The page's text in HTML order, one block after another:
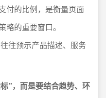
付的比例，是衡量页面
略的重要窗口。
往预示产品描述、服务
”，而是要结合趋势、环